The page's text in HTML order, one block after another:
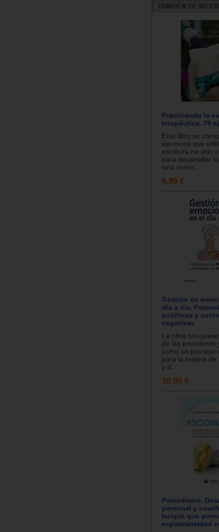
Practicando la
terapéutica. 79
Este libro se
ejercicios que
escritura no solo
para desarrollar
sino como...
6.99 €
Gestión de
día a día.
positivas y
negativas
La obra nos
de las emociones
como un proceso
para la mejora de
y d...
18.95 €
Psicodrama.
personal y
terapia que
espontaneidad